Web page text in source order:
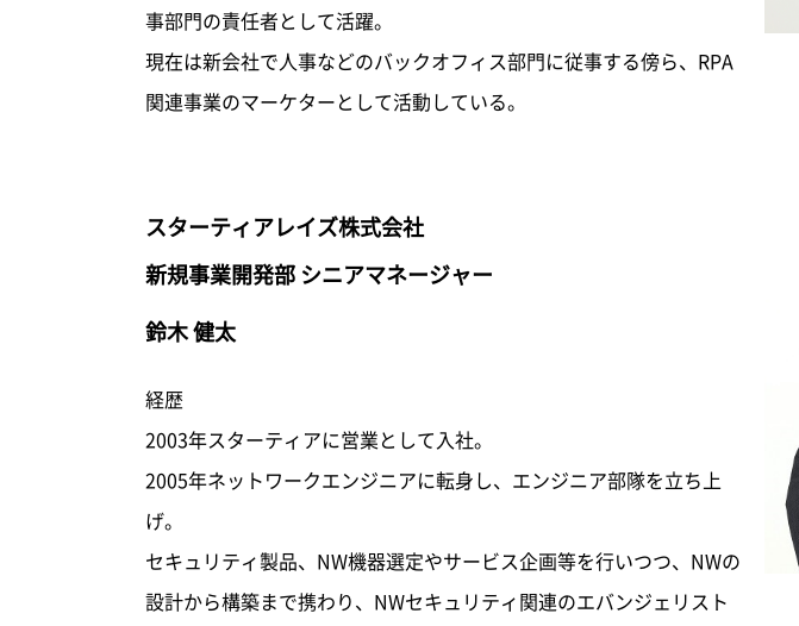
事部門の責任者として活躍。
現在は新会社で人事などのバックオフィス部門に従事する傍ら、RPA
関連事業のマーケターとして活動している。
スターティアレイズ株式会社
新規事業開発部 シニアマネージャー
鈴木 健太
経歴
2003年スターティアに営業として入社。
2005年ネットワークエンジニアに転身し、エンジニア部隊を立ち上
げ。
セキュリティ製品、NW機器選定やサービス企画等を行いつつ、NWの
設計から構築まで携わり、NWセキュリティ関連のエバンジェリスト